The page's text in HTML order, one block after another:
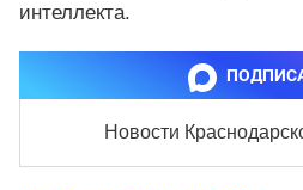
интеллекта.
Новости